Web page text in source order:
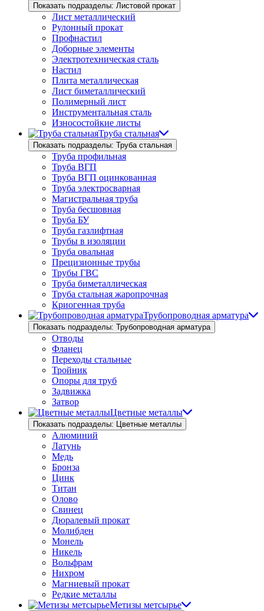
Показать подразделы: Листовой прокат
Лист металлический
Рулонный прокат
Профнастил
Доборные элементы
Электротехническая сталь
Настил
Плита металлическая
Лист биметаллический
Полимерный лист
Инструментальная сталь
Износостойкие листы
Труба стальная
Показать подразделы: Труба стальная
Труба профильная
Труба ВГП
Труба ВГП оцинкованная
Труба электросварная
Магистральная труба
Труба бесшовная
Труба БУ
Труба газлифтная
Трубы в изоляции
Труба овальная
Прецизионные трубы
Трубы ГВС
Труба биметаллическая
Труба стальная жаропрочная
Криогенная труба
Трубопроводная арматура
Показать подразделы: Трубопроводная арматура
Отводы
Фланец
Переходы стальные
Тройник
Опоры для труб
Задвижка
Затвор
Цветные металлы
Показать подразделы: Цветные металлы
Алюминий
Латунь
Медь
Бронза
Цинк
Титан
Олово
Свинец
Дюралевый прокат
Молибден
Монель
Никель
Вольфрам
Нихром
Магниевый прокат
Редкие металлы
Метизы метсырье